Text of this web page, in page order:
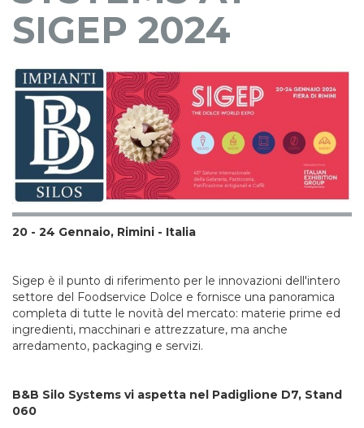
SIGEP 2024
20 - 24 Gennaio, Rimini - Italia
Sigep è il punto di riferimento per le innovazioni dell'intero
settore del Foodservice Dolce e fornisce una panoramica
completa di tutte le novità del mercato: materie prime ed
ingredienti, macchinari e attrezzature, ma anche
arredamento, packaging e servizi.
B&B Silo Systems vi aspetta nel Padiglione D7, Stand
060